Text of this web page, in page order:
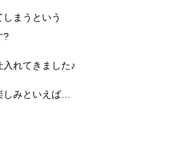
まうという
?
れてきました♪
みといえば…